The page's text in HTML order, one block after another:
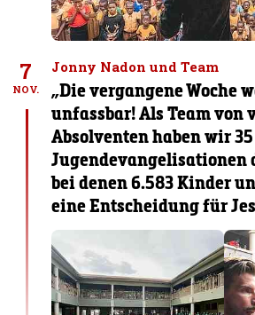
7
NOV.
Jonny Nadon und Team
„Die vergangene Woche
unfassbar! Als Team von
Absolventen haben wir 35
bei denen 6.583 Kinder
eine Entscheidung für